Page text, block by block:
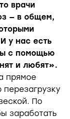
врачи
— в общем,
у нас есть
с помощью
и любят».
прямое
По
заработать